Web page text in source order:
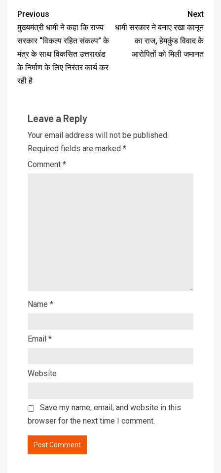
Previous
मुख्यमंत्री धामी ने कहा कि राज्य
सरकार “विकल्प रहित संकल्प” के
मंत्र के साथ विकसित उत्तराखंड
के निर्माण के लिए निरंतर कार्य कर
रही है
Next
धामी सरकार ने बनाए रखा कानून
का राज, हेमकुंड विवाद के
आरोपितों को मिली जमानत
Leave a Reply
Your email address will not be published.
Required fields are marked *
Comment *
Name *
Email *
Website
Save my name, email, and website in this
browser for the next time I comment.